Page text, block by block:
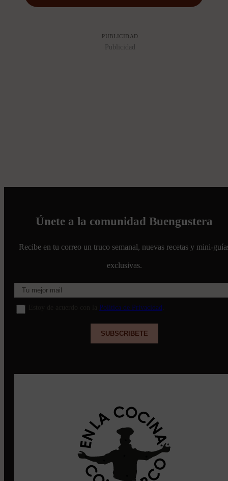
PUBLICIDAD
Publicidad
Únete a la comunidad Buengustera
Recibe en tu correo un truco semanal, nuevas recetas y mini-
exclusivas.
Política de Privacidad